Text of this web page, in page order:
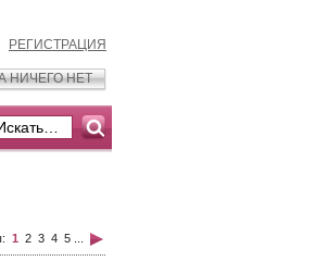
РЕГИСТРАЦИЯ
НИЧЕГО НЕТ
1 2 3 4 5